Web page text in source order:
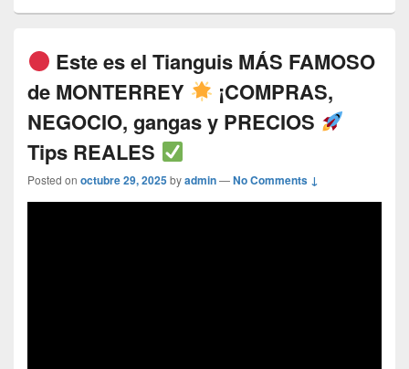
Este es el Tianguis MÁS FAMOSO
de MONTERREY
¡COMPRAS,
NEGOCIO, gangas y PRECIOS
Tips REALES
Posted on octubre 29, 2025byadmin—No Comments ↓